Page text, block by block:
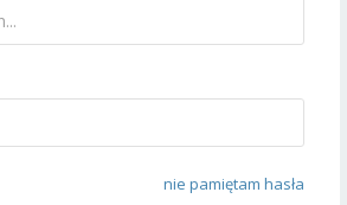
nie pamiętam hasła